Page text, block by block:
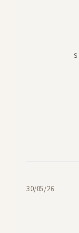
S
תאריך30/05/26